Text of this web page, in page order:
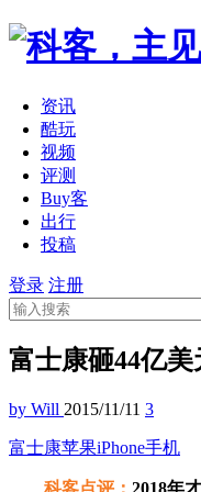
资讯
酷玩
视频
评测
Buy客
出行
投稿
登录 注册
富士康砸44亿
by Will 2015/11/11 3
富士康苹果iPhone手机
科客点评： 2018年